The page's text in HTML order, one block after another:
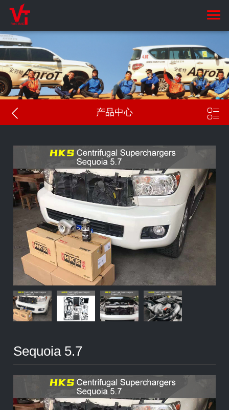
 产品中心 
Sequoia 5.7